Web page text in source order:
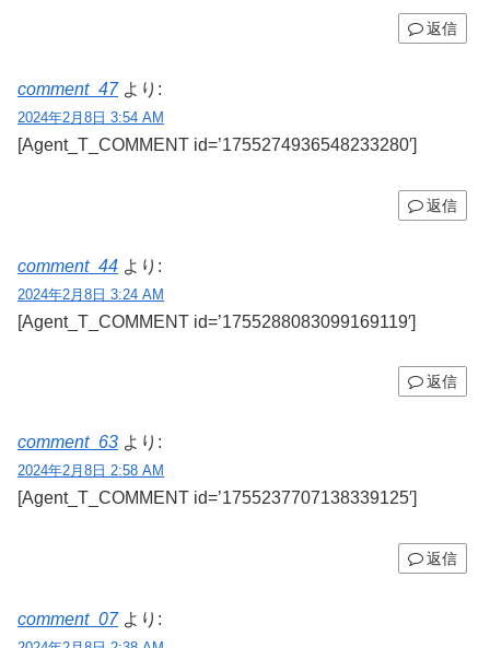
返信
comment_47 より:
2024年2月8日 3:54 AM
[Agent_T_COMMENT id=’1755274936548233280′]
返信
comment_44 より:
2024年2月8日 3:24 AM
[Agent_T_COMMENT id=’1755288083099169119′]
返信
comment_63 より:
2024年2月8日 2:58 AM
[Agent_T_COMMENT id=’1755237707138339125′]
返信
comment_07 より: